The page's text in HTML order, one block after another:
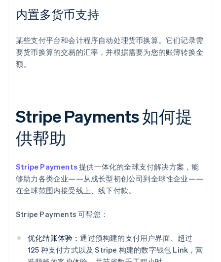
内置多货币支持
某些支付平台和会计程序自动处理货币换算。它们记录需
要货币换算的交易的汇率，并根据需要为您的账簿转换金
额。
Stripe Payments 如何提
供帮助
Stripe Payments提供一体化的全球支付解决方案，能
够助力各类企业——从成长型初创公司到全球性企业——
在全球范围内接受线上、线下付款。
Stripe Payments 可帮您：
优化结账体验：通过预构建的支付用户界面、超过
125 种支付方式以及 Stripe 构建的数字钱包 Link，营